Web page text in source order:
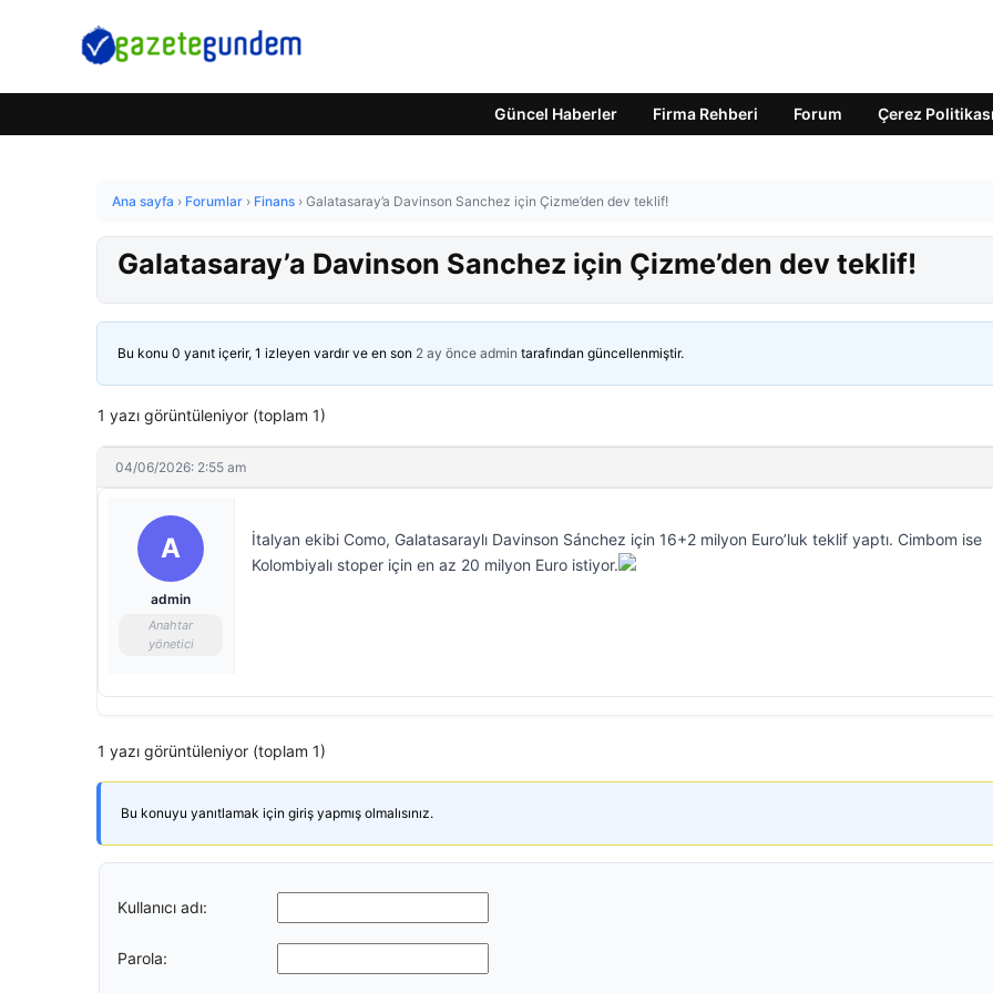
Güncel Haberler Firma Rehberi Forum Çerez Politikası
Ana sayfa › Forumlar › Finans › Galatasaray’a Davinson Sanchez için Çizme’den dev teklif!
Galatasaray’a Davinson Sanchez için Çizme’den dev teklif!
Bu konu 0 yanıt içerir, 1 izleyen vardır ve en son 2 ay önce admin tarafından güncellenmiştir.
1 yazı görüntüleniyor (toplam 1)
04/06/2026: 2:55 am
A
admin
Anahtar
yönetici
İtalyan ekibi Como, Galatasaraylı Davinson Sánchez için 16+2 milyon Euro’luk teklif yaptı. Cimbom ise
Kolombiyalı stoper için en az 20 milyon Euro istiyor.
1 yazı görüntüleniyor (toplam 1)
Bu konuyu yanıtlamak için giriş yapmış olmalısınız.
Kullanıcı adı:
Parola: